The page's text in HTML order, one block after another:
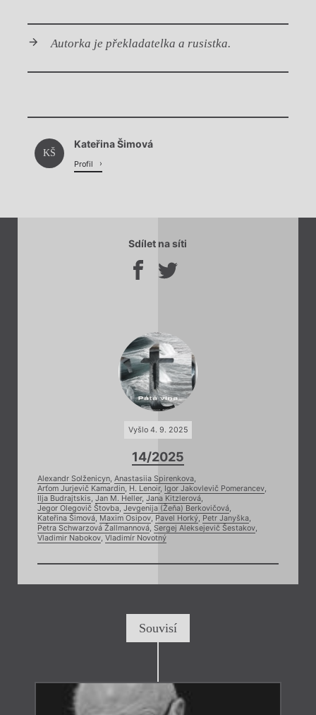
Autorka je překladatelka a rusistka.
Chviličku.
Načítá se.
KŠ
Kateřina Šimová
Profil
Sdílet na síti
Vyšlo 4. 9. 2025
14/2025
Alexandr Solženicyn, Anastasiia Spirenkova,
Arťom Jurjevič Kamardin, H. Lenoir, Igor Jakovlevič Pomerancev,
Ilja Budrajtskis, Jan M. Heller, Jana Kitzlerová,
Jegor Olegovič Štovba, Jevgenija (Žeňa) Berkovičová,
Kateřina Šimová, Maxim Osipov, Pavel Horký, Petr Janyška,
Petra Schwarzová Žallmannová, Sergej Aleksejevič Šestakov,
Vladimir Nabokov, Vladimír Novotný
Souvisí